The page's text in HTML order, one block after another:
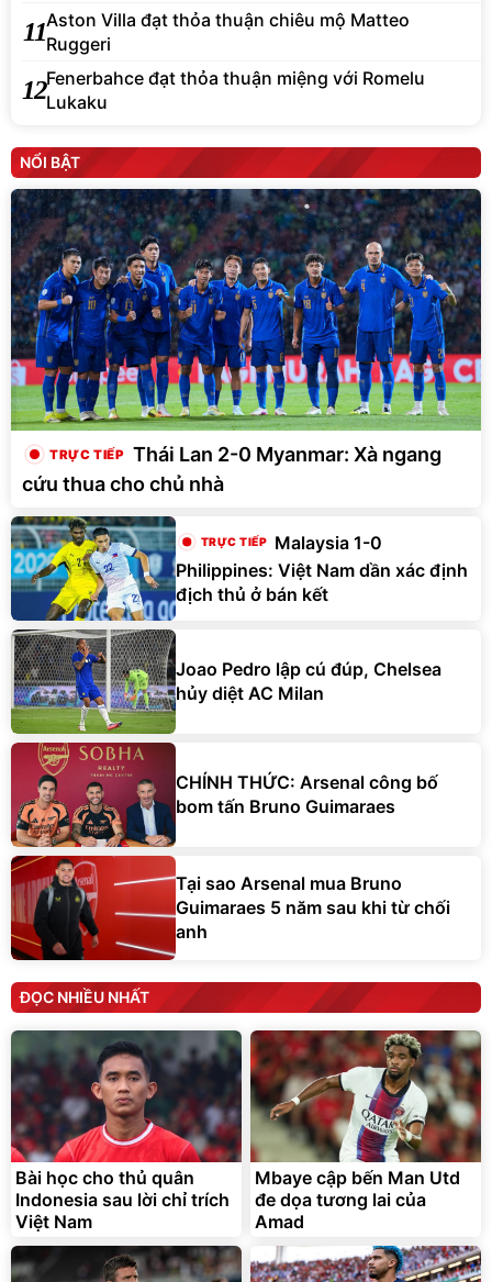
11Aston Villa đạt thỏa thuận chiêu mộ Matteo
Ruggeri
12Fenerbahce đạt thỏa thuận miệng với Romelu
Lukaku
NỔI BẬT
Thái Lan 2-0 Myanmar: Xà ngang
cứu thua cho chủ nhà
Malaysia 1-0
Philippines: Việt Nam dần xác định
địch thủ ở bán kết
Joao Pedro lập cú đúp, Chelsea
hủy diệt AC Milan
CHÍNH THỨC: Arsenal công bố
bom tấn Bruno Guimaraes
Tại sao Arsenal mua Bruno
Guimaraes 5 năm sau khi từ chối
anh
ĐỌC NHIỀU NHẤT
Bài học cho thủ quân
Indonesia sau lời chỉ trích
Việt Nam
Mbaye cập bến Man Utd
đe dọa tương lai của
Amad